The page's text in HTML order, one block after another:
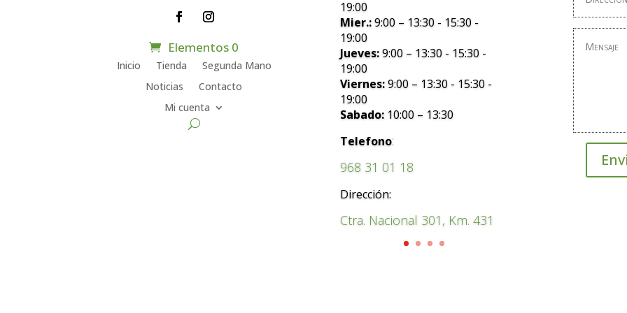
Elementos 0
Inicio Tienda
Segunda Mano
Noticias
Contacto
Mi cuenta
19:00
Mier.:9:00 – 13:30 - 15:30 -
19:00
Jueves:9:00 – 13:30 - 15:30 -
19:00
Viernes:9:00 – 13:30 - 15:30 -
19:00
Sabado: 10:00 – 13:30
Telefono:
968 31 01 18
Dirección:
Ctra. Nacional 301, Km. 431